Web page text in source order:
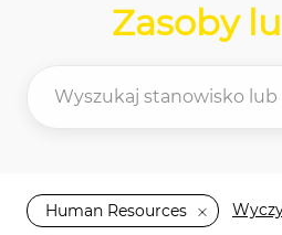
Zasoby
Human Resources